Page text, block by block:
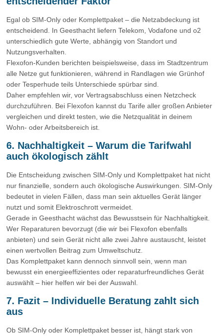
Egal ob SIM-Only oder Komplettpaket – die Netzabdeckung ist
entscheidend. In Geesthacht liefern Telekom, Vodafone und o2
unterschiedlich gute Werte, abhängig von Standort und
Nutzungsverhalten.
Flexofon-Kunden berichten beispielsweise, dass im Stadtzentrum
alle Netze gut funktionieren, während in Randlagen wie Grünhof
oder Tesperhude teils Unterschiede spürbar sind.
Daher empfehlen wir, vor Vertragsabschluss einen Netzcheck
durchzuführen. Bei Flexofon kannst du Tarife aller großen Anbieter
vergleichen und direkt testen, wie die Netzqualität in deinem
Wohn- oder Arbeitsbereich ist.
6. Nachhaltigkeit – Warum die Tarifwahl
auch ökologisch zählt
Die Entscheidung zwischen SIM-Only und Komplettpaket hat nicht
nur finanzielle, sondern auch ökologische Auswirkungen. SIM-Only
bedeutet in vielen Fällen, dass man sein aktuelles Gerät länger
nutzt und somit Elektroschrott vermeidet.
Gerade in Geesthacht wächst das Bewusstsein für Nachhaltigkeit.
Wer Reparaturen bevorzugt (die wir bei Flexofon ebenfalls
anbieten) und sein Gerät nicht alle zwei Jahre austauscht, leistet
einen wertvollen Beitrag zum Umweltschutz.
Das Komplettpaket kann dennoch sinnvoll sein, wenn man
bewusst ein energieeffizientes oder reparaturfreundliches Gerät
auswählt – hier helfen wir bei der Auswahl.
7. Fazit – Individuelle Beratung zahlt sich
aus
Ob SIM-Only oder Komplettpaket besser ist, hängt stark von